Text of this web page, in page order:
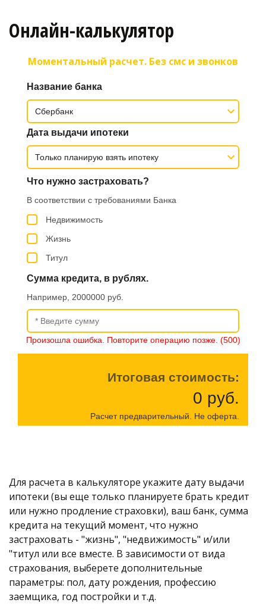
Онлайн-калькулятор
Моментальный расчет. Без смс и звонков
Для расчета в калькуляторе укажите дату выдачи
ипотеки (вы еще только планируете брать кредит
или нужно продление страховки), ваш банк, сумма
кредита на текущий момент, что нужно
застраховать - "жизнь", "недвижимость" и/или
"титул или все вместе. В зависимости от вида
страхования, выберете дополнительные
параметры: пол, дату рождения, профессию
заемщика, год постройки и т.д.